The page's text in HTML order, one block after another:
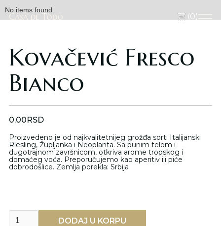
Casa de Todo (0)
Casa de Todo
No items found.
Kovačević Fresco
Bianco
0.00RSD
Proizvedeno je od najkvalitetnijeg grožđa sorti Italijanski
Riesling, Župljanka i Neoplanta. Sa punim telom i
dugotrajnom završnicom, otkriva arome tropskog i
domaćeg voća. Preporučujemo kao aperitiv ili piće
dobrodošlice. Zemlja porekla: Srbija